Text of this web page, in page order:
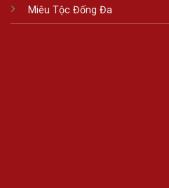
Miêu Tộc Đống Đa